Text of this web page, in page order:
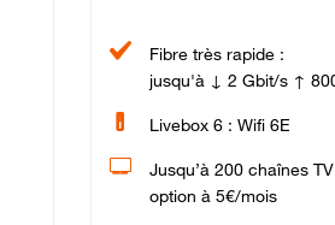
Fibre très rapide :
jusqu'à ↓ 2 Gbit/s ↑
Livebox 6 : Wifi 6E
Jusqu’à 200 chaînes
option à 5€/mois